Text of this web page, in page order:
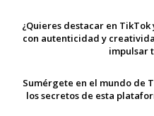
¿Quieres destacar en
con autenticidad y
impulsar
Sumérgete en el mundo de
los secretos de esta